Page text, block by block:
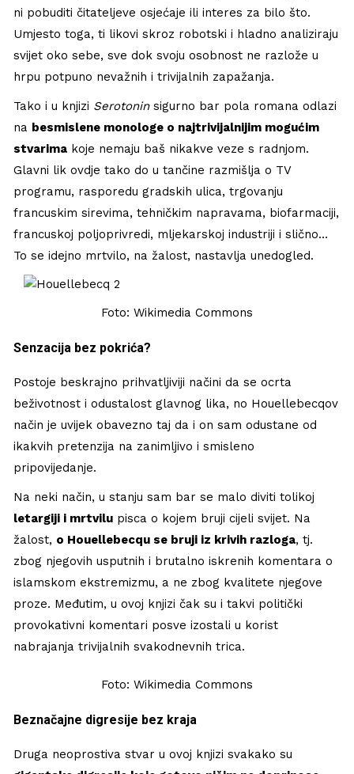
ni pobuditi čitateljeve osjećaje ili interes za bilo što.
Umjesto toga, ti likovi skroz robotski i hladno analiziraju
svijet oko sebe, sve dok svoju osobnost ne razlože u
hrpu potpuno nevažnih i trivijalnih zapažanja.
Tako i u knjizi Serotoninsigurno bar pola romana odlazi
na besmislene monologe o najtrivijalnijim mogućim
stvarima koje nemaju baš nikakve veze s radnjom.
Glavni lik ovdje tako do u tančine razmišlja o TV
programu, rasporedu gradskih ulica, trgovanju
francuskim sirevima, tehničkim napravama, biofarmaciji,
francuskoj poljoprivredi, mljekarskoj industriji i slično…
To se idejno mrtvilo, na žalost, nastavlja unedogled.
Foto: Wikimedia Commons
Senzacija bez pokrića?
Postoje beskrajno prihvatljiviji načini da se ocrta
beživotnost i odustalost glavnog lika, no Houellebecqov
način je uvijek obavezno taj da i on sam odustane od
ikakvih pretenzija na zanimljivo i smisleno
pripovijedanje.
Na neki način, u stanju sam bar se malo diviti tolikoj
letargiji i mrtvilu pisca o kojem bruji cijeli svijet. Na
žalost, o Houellebecqu se bruji iz krivih razloga, tj.
zbog njegovih usputnih i brutalno iskrenih komentara o
islamskom ekstremizmu, a ne zbog kvalitete njegove
proze. Međutim, u ovoj knjizi čak su i takvi politički
provokativni komentari posve izostali u korist
nabrajanja trivijalnih svakodnevnih trica.
Foto: Wikimedia Commons
Beznačajne digresije bez kraja
Druga neoprostiva stvar u ovoj knjizi svakako su